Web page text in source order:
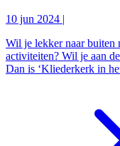
10 jun 2024 |
Wil je lekker naar buiten
activiteiten? Wil je aan
Dan is ‘Kliederkerk in